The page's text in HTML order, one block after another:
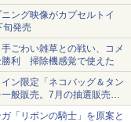
に
ング映像がカプセルトイ
旬発売
手ごわい雑草との戦い、コメ
勝利 掃除機感覚で使えた
ン限定「ネコバッグ＆タン
般販売。7月の抽選販売の
「リボンの騎士」を原案と